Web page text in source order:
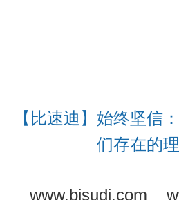
【比速迪】始终坚信
们存在的理
www.bisudi.com